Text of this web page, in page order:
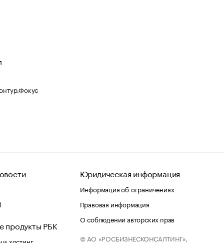
продукты РБК
хостинг
Юридическая информация
Информация об ограничениях
Правовая информация
О соблюдении авторских прав
© АО «РОСБИЗНЕСКОНСАЛТИНГ»,